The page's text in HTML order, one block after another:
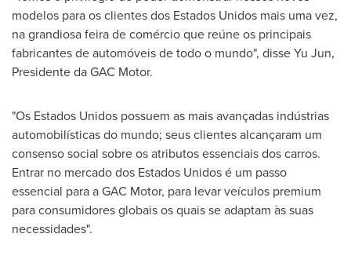
modelos para os clientes dos Estados Unidos mais uma vez,
na grandiosa feira de comércio que reúne os principais
fabricantes de automóveis de todo o mundo", disseYu Jun,
Presidente da GAC Motor.
"Os Estados Unidos possuem as mais avançadas indústrias
automobilísticas do mundo; seus clientes alcançaram um
consenso social sobre os atributos essenciais dos carros.
Entrar no mercado dos Estados Unidos é um passo
essencial para a GAC Motor, para levar veículos premium
para consumidores globais os quais se adaptam às suas
necessidades".